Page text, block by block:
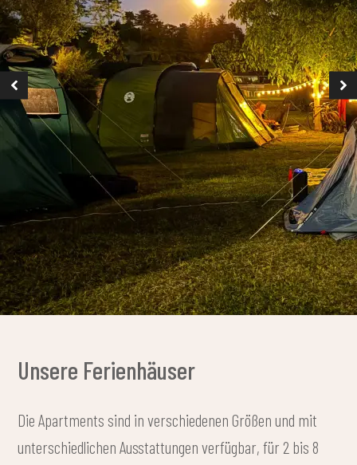
Unsere Ferienhäuser
Die Apartments sind in verschiedenen Größen und mit
unterschiedlichen Ausstattungen verfügbar, für 2 bis 8